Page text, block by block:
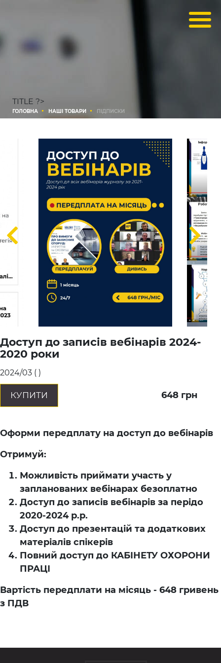
TITLE ?>
ГОЛОВНА НАШІ ТОВАРИ ПІДПИСКИ
Доступ до записів вебінарів 2024-
2020 роки
2024/03 ( )
КУПИТИ 648 грн
Оформи передплату на доступ до вебінарів
Отримуй:
Можливість приймати участь у
запланованих вебінарах безоплатно
Доступ до записів вебінарів за перідо
2020-2024 р.р.
Доступ до презентацій та додаткових
матеріалів спікерів
Повний доступ до КАБІНЕТУ ОХОРОНИ
ПРАЦІ
Вартість передплати на місяць - 648 гривень
з ПДВ